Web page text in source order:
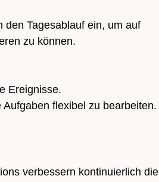
Tagesablauf ein, um auf
zu können.
Ereignisse.
flexibel zu bearbeiten.
verbessern kontinuierlich die